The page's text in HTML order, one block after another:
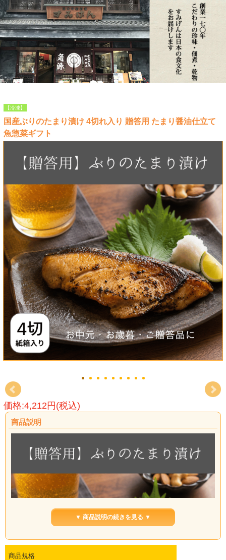
【冷凍】
国産ぶりのたまり漬け 4切れ入り 贈答用 たまり醤油仕立て
魚惣菜ギフト
価格:4,212円(税込)
商品説明
▼ 商品説明の続きを見る ▼
商品規格